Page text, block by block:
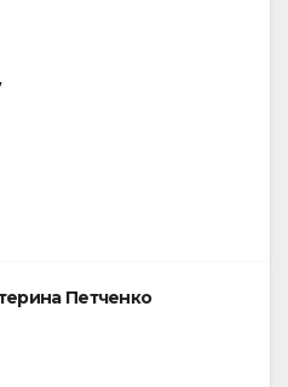
Петченко